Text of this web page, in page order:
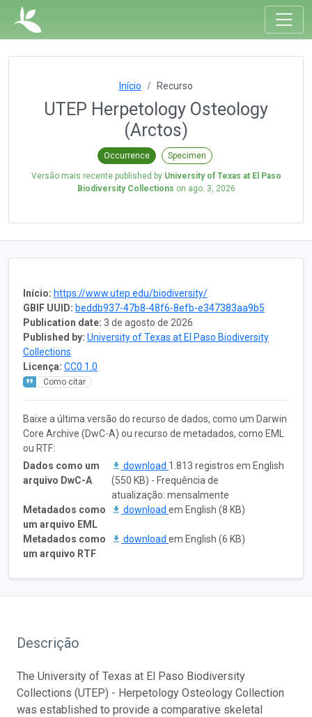
Início Recurso
UTEP Herpetology Osteology
(Arctos)
Occurrence Specimen
Versão mais recente published by University of Texas at El Paso
Biodiversity Collections on ago. 3, 2026
Início: https://www.utep.edu/biodiversity/
GBIF UUID: beddb937-47b8-48f6-8efb-e347383aa9b5
Publication date: 3 de agosto de 2026
Published by: University of Texas at El Paso Biodiversity
Collections
Licença: CC0 1.0
Como citar
Baixe a última versão do recurso de dados, como um Darwin
Core Archive (DwC-A) ou recurso de metadados, como EML
ou RTF:
Dados como um
arquivo DwC-A
download 1.813 registros em English
(550 KB) - Frequência de
atualização: mensalmente
Metadados como
um arquivo EML
download em English (8 KB)
Metadados como
um arquivo RTF
download em English (6 KB)
Descrição
The University of Texas at El Paso Biodiversity
Collections (UTEP) - Herpetology Osteology Collection
was established to provide a comparative skeletal